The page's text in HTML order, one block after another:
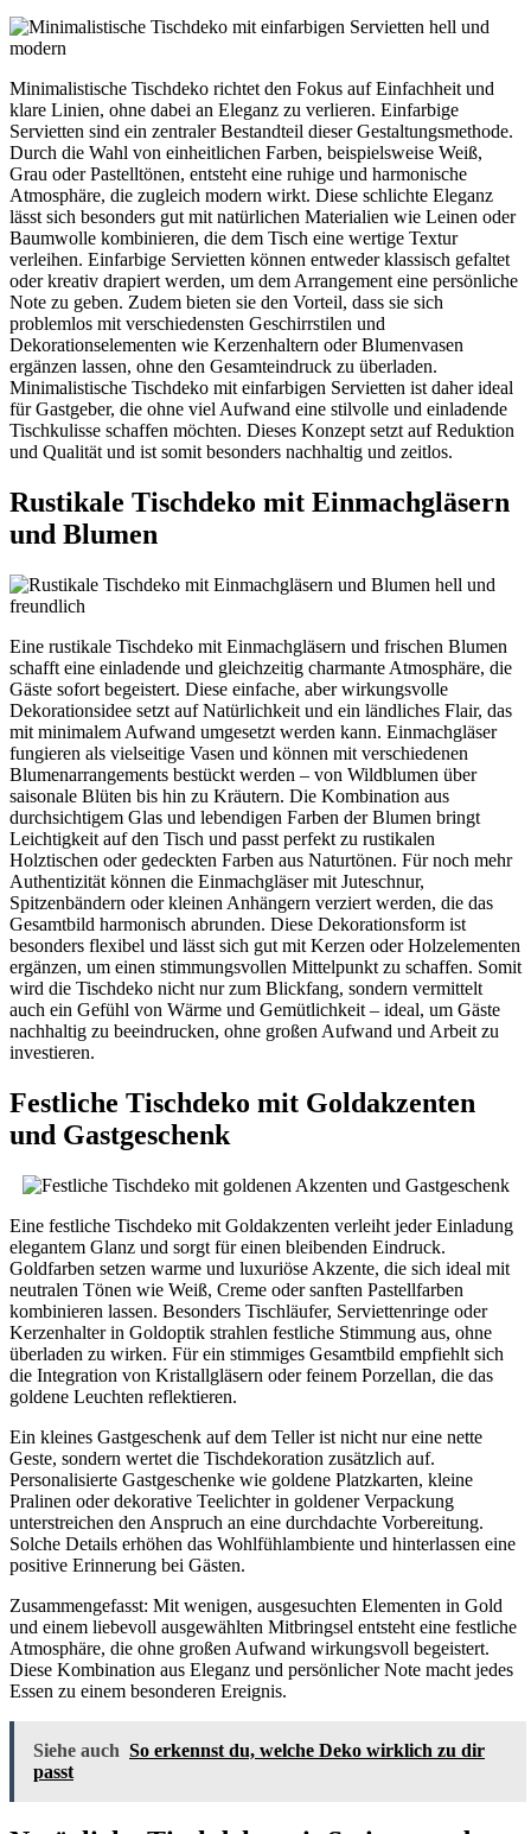
Minimalistische Tischdeko richtet den Fokus auf Einfachheit und
klare Linien, ohne dabei an Eleganz zu verlieren. Einfarbige
Servietten sind ein zentraler Bestandteil dieser Gestaltungsmethode.
Durch die Wahl von einheitlichen Farben, beispielsweise Weiß,
Grau oder Pastelltönen, entsteht eine ruhige und harmonische
Atmosphäre, die zugleich modern wirkt. Diese schlichte Eleganz
lässt sich besonders gut mit natürlichen Materialien wie Leinen oder
Baumwolle kombinieren, die dem Tisch eine wertige Textur
verleihen. Einfarbige Servietten können entweder klassisch gefaltet
oder kreativ drapiert werden, um dem Arrangement eine persönliche
Note zu geben. Zudem bieten sie den Vorteil, dass sie sich
problemlos mit verschiedensten Geschirrstilen und
Dekorationselementen wie Kerzenhaltern oder Blumenvasen
ergänzen lassen, ohne den Gesamteindruck zu überladen.
Minimalistische Tischdeko mit einfarbigen Servietten ist daher ideal
für Gastgeber, die ohne viel Aufwand eine stilvolle und einladende
Tischkulisse schaffen möchten. Dieses Konzept setzt auf Reduktion
und Qualität und ist somit besonders nachhaltig und zeitlos.
Rustikale Tischdeko mit Einmachgläsern
und Blumen
Eine rustikale Tischdeko mit Einmachgläsern und frischen Blumen
schafft eine einladende und gleichzeitig charmante Atmosphäre, die
Gäste sofort begeistert. Diese einfache, aber wirkungsvolle
Dekorationsidee setzt auf Natürlichkeit und ein ländliches Flair, das
mit minimalem Aufwand umgesetzt werden kann. Einmachgläser
fungieren als vielseitige Vasen und können mit verschiedenen
Blumenarrangements bestückt werden – von Wildblumen über
saisonale Blüten bis hin zu Kräutern. Die Kombination aus
durchsichtigem Glas und lebendigen Farben der Blumen bringt
Leichtigkeit auf den Tisch und passt perfekt zu rustikalen
Holztischen oder gedeckten Farben aus Naturtönen. Für noch mehr
Authentizität können die Einmachgläser mit Juteschnur,
Spitzenbändern oder kleinen Anhängern verziert werden, die das
Gesamtbild harmonisch abrunden. Diese Dekorationsform ist
besonders flexibel und lässt sich gut mit Kerzen oder Holzelementen
ergänzen, um einen stimmungsvollen Mittelpunkt zu schaffen. Somit
wird die Tischdeko nicht nur zum Blickfang, sondern vermittelt
auch ein Gefühl von Wärme und Gemütlichkeit – ideal, um Gäste
nachhaltig zu beeindrucken, ohne großen Aufwand und Arbeit zu
investieren.
Festliche Tischdeko mit Goldakzenten
und Gastgeschenk
Eine festliche Tischdeko mit Goldakzenten verleiht jeder Einladung
elegantem Glanz und sorgt für einen bleibenden Eindruck.
Goldfarben setzen warme und luxuriöse Akzente, die sich ideal mit
neutralen Tönen wie Weiß, Creme oder sanften Pastellfarben
kombinieren lassen. Besonders Tischläufer, Serviettenringe oder
Kerzenhalter in Goldoptik strahlen festliche Stimmung aus, ohne
überladen zu wirken. Für ein stimmiges Gesamtbild empfiehlt sich
die Integration von Kristallgläsern oder feinem Porzellan, die das
goldene Leuchten reflektieren.
Ein kleines Gastgeschenk auf dem Teller ist nicht nur eine nette
Geste, sondern wertet die Tischdekoration zusätzlich auf.
Personalisierte Gastgeschenke wie goldene Platzkarten, kleine
Pralinen oder dekorative Teelichter in goldener Verpackung
unterstreichen den Anspruch an eine durchdachte Vorbereitung.
Solche Details erhöhen das Wohlfühlambiente und hinterlassen eine
positive Erinnerung bei Gästen.
Zusammengefasst: Mit wenigen, ausgesuchten Elementen in Gold
und einem liebevoll ausgewählten Mitbringsel entsteht eine festliche
Atmosphäre, die ohne großen Aufwand wirkungsvoll begeistert.
Diese Kombination aus Eleganz und persönlicher Note macht jedes
Essen zu einem besonderen Ereignis.
Siehe auch So erkennst du, welche Deko wirklich zu dir
passt